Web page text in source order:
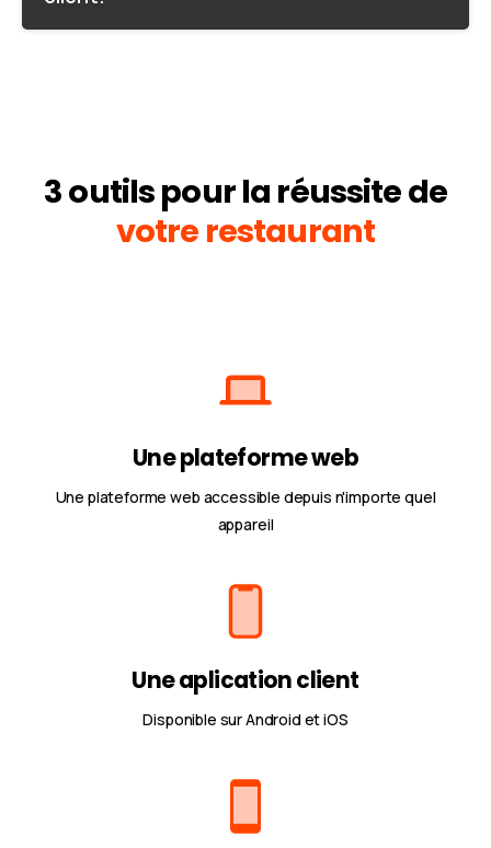
3 outils pour la réussite de
votre restaurant
Une plateforme web
Une plateforme web accessible depuis n'importe quel
appareil
Une aplication client
Disponible sur Android et iOS